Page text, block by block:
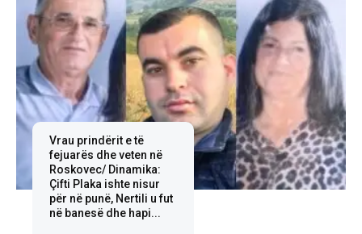
Vrau prindërit e të
fejuarës dhe veten në
Roskovec/ Dinamika:
Çifti Plaka ishte nisur
për në punë, Nertili u fut
në banesë dhe hapi...